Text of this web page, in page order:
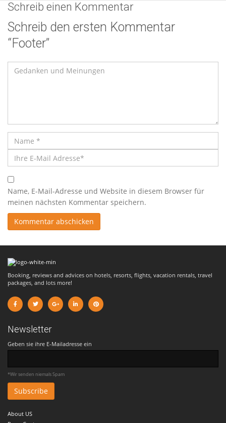
Schreib einen Kommentar
Schreib den ersten Kommentar
“Footer”
Name, E-Mail-Adresse und Website in diesem Browser für
meinen nächsten Kommentar speichern.
Booking, reviews and advices on hotels, resorts, flights, vacation rentals, travel
packages, and lots more!
Newsletter
Geben sie ihre E-Mailadresse ein
*Wir senden niemals Spam
About US